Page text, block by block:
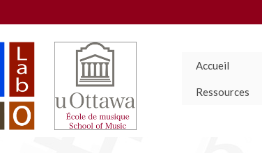
Accueil
Ressources